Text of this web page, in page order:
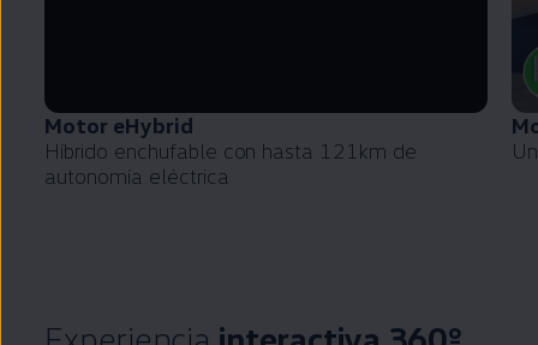
Motor eHybrid
Híbrido enchufable con hasta 121km de
autonomía eléctrica